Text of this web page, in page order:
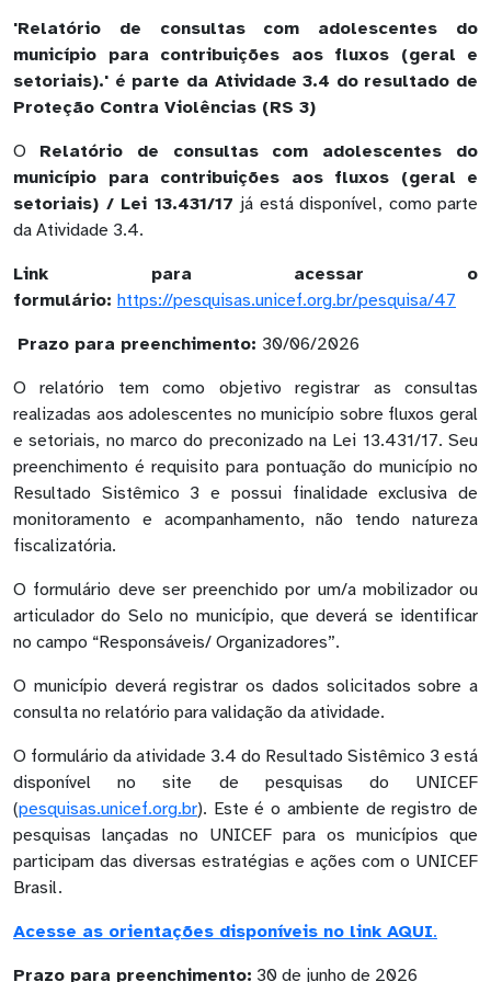
'Relatório de consultas com adolescentes do
município para contribuições aos fluxos (geral e
setoriais).' é parte da Atividade 3.4 do resultado de
Proteção Contra Violências (RS 3)
O Relatório de consultas com adolescentes do
município para contribuições aos fluxos (geral e
setoriais) / Lei 13.431/17 já está disponível, como parte
da Atividade 3.4.
Link para acessar o
formulário: https://pesquisas.unicef.org.br/pesquisa/47
Prazo para preenchimento: 30/06/2026
O relatório tem como objetivo registrar as consultas
realizadas aos adolescentes no município sobre fluxos geral
e setoriais, no marco do preconizado na Lei 13.431/17. Seu
preenchimento é requisito para pontuação do município no
Resultado Sistêmico 3 e possui finalidade exclusiva de
monitoramento e acompanhamento, não tendo natureza
fiscalizatória.
O formulário deve ser preenchido por um/a mobilizador ou
articulador do Selo no município, que deverá se identificar
no campo “Responsáveis/ Organizadores”.
O município deverá registrar os dados solicitados sobre a
consulta no relatório para validação da atividade.
O formulário da atividade 3.4 do Resultado Sistêmico 3 está
disponível no site de pesquisas do UNICEF
(pesquisas.unicef.org.br). Este é o ambiente de registro de
pesquisas lançadas no UNICEF para os municípios que
participam das diversas estratégias e ações com o UNICEF
Brasil.
Acesse as orientações disponíveis no link AQUI.
Prazo para preenchimento: 30 de junho de 2026